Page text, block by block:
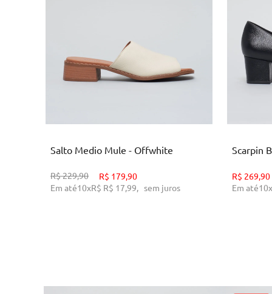
Salto Medio Mule - Offwhite
R$229,90 R$ 179,90
Em até10xR$ R$ 17,99, sem juros
Scarpin
R$ 269,90
Em até10